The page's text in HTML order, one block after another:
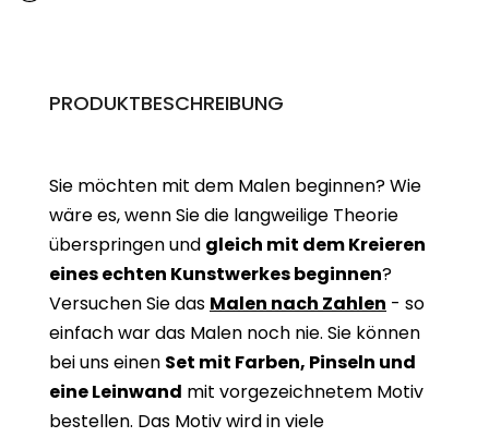
PRODUKTBESCHREIBUNG
Sie möchten mit dem Malen beginnen? Wie
wäre es, wenn Sie die langweilige Theorie
überspringen und gleich mit dem Kreieren
eines echten Kunstwerkes beginnen?
Versuchen Sie das Malen nach Zahlen - so
einfach war das Malen noch nie. Sie können
bei uns einen Set mit Farben, Pinseln und
eine Leinwand mit vorgezeichnetem Motiv
bestellen. Das Motiv wird in viele